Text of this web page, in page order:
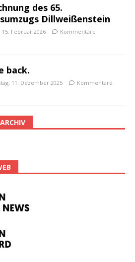
des 65.
Dillweißenstein
15. Februar 2026
Kommentare
back.
11. Dezember 2025
Kommentare